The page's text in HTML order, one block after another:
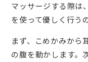
マッサージする際は
を使って優しく行う
まず、こめかみから
の腹を動かします。